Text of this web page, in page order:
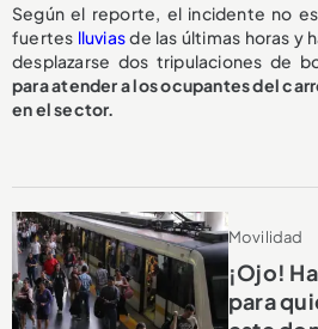
Según el reporte, el incidente no
fuertes lluviasde las últimas horas y
desplazarse dos tripulaciones de
para atender a los ocupantes del
en el sector.
Movilidad
¡Ojo!
para